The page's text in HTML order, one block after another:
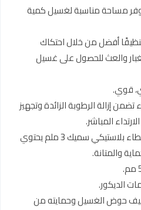
بسعة 12 كجم يوفر مساحة مناسبة لغسيل كمية
أفضل من خلال احتكاك
والعث للحصول على غسيل
قوي.
إزالة الرطوبة الزائدة وتجهيز
المباشر.
تصميم مقاوم للقوارض مع غطاء بلاستيكي سميك 3 ملم يحتوي
والمتانة.
الديكور.
حوض الغسيل وحمايته من